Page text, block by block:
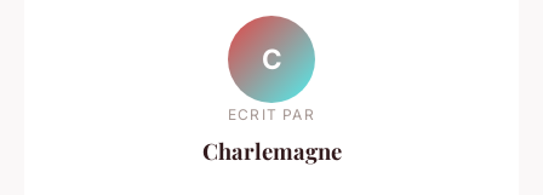
C
ECRIT PAR
Charlemagne